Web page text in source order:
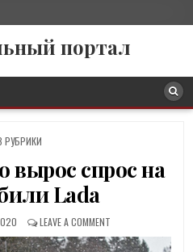
портал
РУБРИКИ
вырос спрос на
Lada
LEAVE A COMMENT